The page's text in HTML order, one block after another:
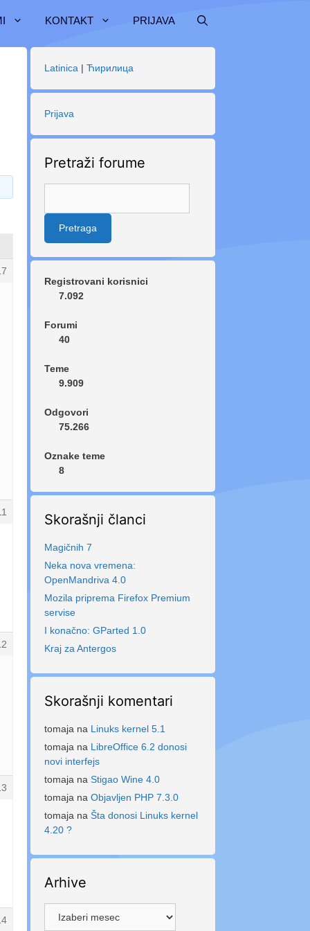
KONTAKT PRIJAVA
Latinica | Ћирилица
Prijava
Pretraži forume
Registrovani korisnici
7.092
Forumi
40
Teme
9.909
Odgovori
75.266
Oznake teme
8
Skorašnji članci
Magičnih 7
Neka nova vremena:
OpenMandriva 4.0
Mozila priprema Firefox Premium
servise
I konačno: GParted 1.0
Kraj za Antergos
Skorašnji komentari
tomaja na Linuks kernel 5.1
tomaja na LibreOffice 6.2 donosi
novi interfejs
tomaja na Stigao Wine 4.0
tomaja na Objavljen PHP 7.3.0
tomaja na Šta donosi Linuks kernel
4.20 ?
Arhive